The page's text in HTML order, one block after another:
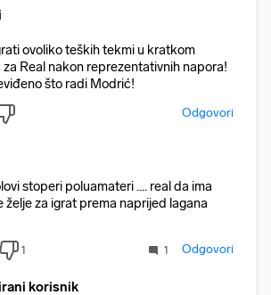
ovoliko teških tekmi u kratkom
za Real nakon reprezentativnih napora!
što radi Modrić!
Odgovori
stoperi poluamateri .... real da ima
želje za igrat prema naprijed lagana
1 1 Odgovori
korisnik